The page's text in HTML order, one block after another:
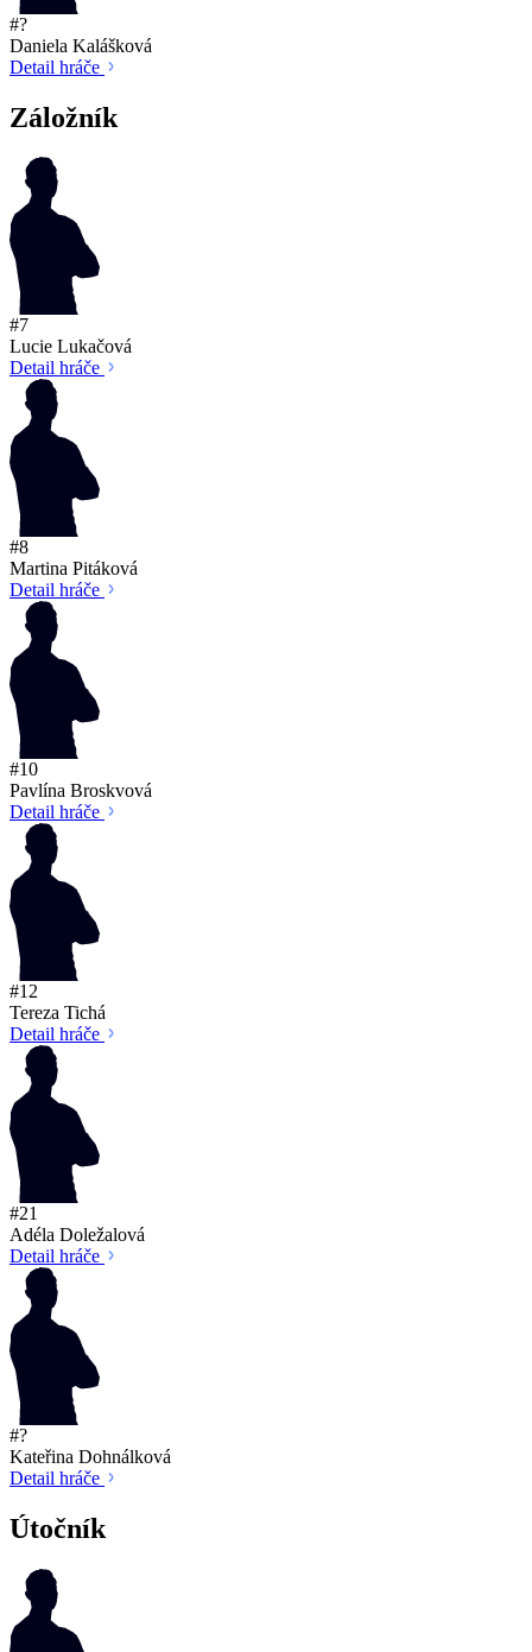
#?
Daniela Kalášková
Detail hráče
Záložník
#7
Lucie Lukačová
Detail hráče
#8
Martina Pitáková
Detail hráče
#10
Pavlína Broskvová
Detail hráče
#12
Tereza Tichá
Detail hráče
#21
Adéla Doležalová
Detail hráče
#?
Kateřina Dohnálková
Detail hráče
Útočník